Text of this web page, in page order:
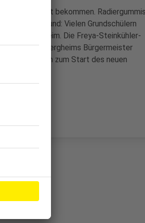
geschenkt bekommen.
Der Grund: Vielen Grundschülern
Stadt Bergheim. Die Freya-Steinkühler-
Klasse". Bergheims Bürgermeister
zum Start des neuen